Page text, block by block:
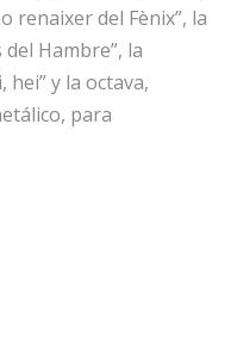
renaixer del Fènix”, la
Hambre”, la
hei” y la octava,
para